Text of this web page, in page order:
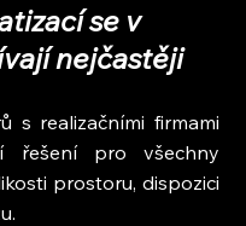
se v
nejčastěji
s realizačními firmami
řešení pro všechny
prostoru, dispozici